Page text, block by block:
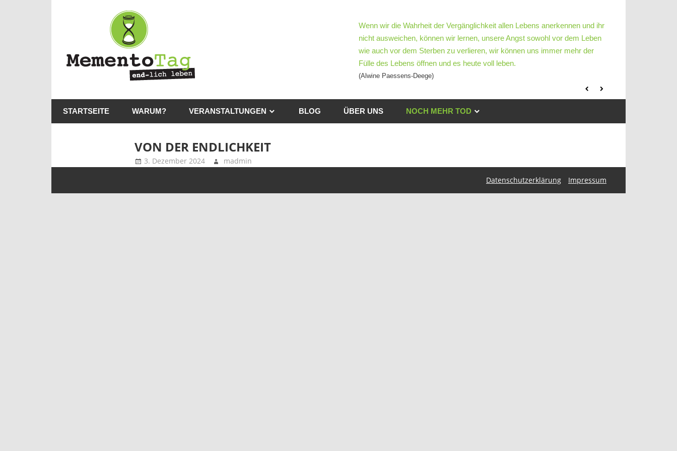
leben
–
end-
lich
Wenn wir die Wahrheit der Vergänglichkeit allen Lebens anerkennen und ihr
nicht ausweichen, können wir lernen, unsere Angst sowohl vor dem Leben
wie auch vor dem Sterben zu verlieren, wir können uns immer mehr der
Fülle des Lebens öffnen und es heute voll leben.
(Alwine Paessens-Deege)
STARTSEITE WARUM? VERANSTALTUNGEN BLOG ÜBER UNS NOCH MEHR TOD
VON DER ENDLICHKEIT
3. Dezember 2024
madmin
Datenschutzerklärung
Impressum